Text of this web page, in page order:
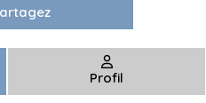
Profil